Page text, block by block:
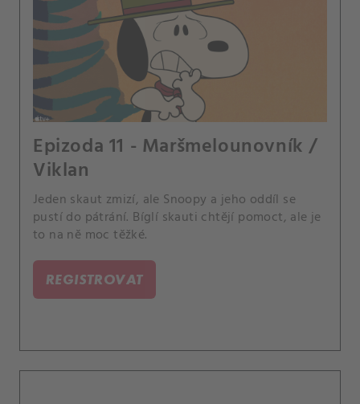
Epizoda 11 - Maršmelounovník /
Viklan
Jeden skaut zmizí, ale Snoopy a jeho oddíl se
pustí do pátrání. Bíglí skauti chtějí pomoct, ale je
to na ně moc těžké.
REGISTROVAT